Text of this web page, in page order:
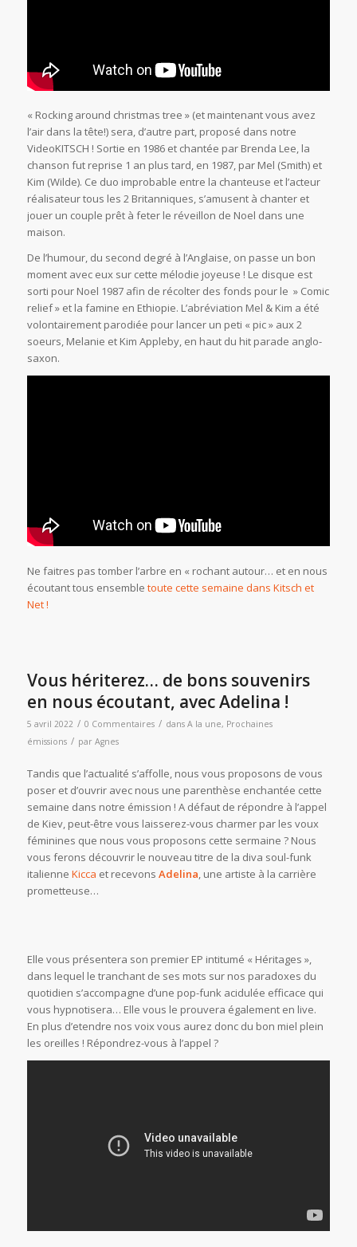
« Rocking around christmas tree » (et maintenant vous avez
l’air dans la tête!) sera, d’autre part, proposé dans notre
VideoKITSCH ! Sortie en 1986 et chantée par Brenda Lee, la
chanson fut reprise 1 an plus tard, en 1987, par Mel (Smith) et
Kim (Wilde). Ce duo improbable entre la chanteuse et l’acteur
réalisateur tous les 2 Britanniques, s’amusent à chanter et
jouer un couple prêt à feter le réveillon de Noel dans une
maison.
De l’humour, du second degré à l’Anglaise, on passe un bon
moment avec eux sur cette mélodie joyeuse ! Le disque est
sorti pour Noel 1987 afin de récolter des fonds pour le » Comic
relief » et la famine en Ethiopie. L’abréviation Mel & Kim a été
volontairement parodiée pour lancer un peti « pic » aux 2
soeurs, Melanie et Kim Appleby, en haut du hit parade anglo-
saxon.
Ne faitres pas tomber l’arbre en « rochant autour… et en nous
écoutant tous ensemble toute cette semaine dans Kitsch et
Net !
Vous hériterez… de bons souvenirs
en nous écoutant, avec Adelina !
5 avril 2022 / 0 Commentaires / dans A la une, Prochaines
émissions / par Agnes
Tandis que l’actualité s’affolle, nous vous proposons de vous
poser et d’ouvrir avec nous une parenthèse enchantée cette
semaine dans notre émission ! A défaut de répondre à l’appel
de Kiev, peut-être vous laisserez-vous charmer par les voux
féminines que nous vous proposons cette sermaine ? Nous
vous ferons découvrir le nouveau titre de la diva soul-funk
italienne Kicca et recevons Adelina, une artiste à la carrière
prometteuse…
Elle vous présentera son premier EP intitumé « Héritages »,
dans lequel le tranchant de ses mots sur nos paradoxes du
quotidien s’accompagne d’une pop-funk acidulée efficace qui
vous hypnotisera… Elle vous le prouvera également en live.
En plus d’etendre nos voix vous aurez donc du bon miel plein
les oreilles ! Répondrez-vous à l’appel ?